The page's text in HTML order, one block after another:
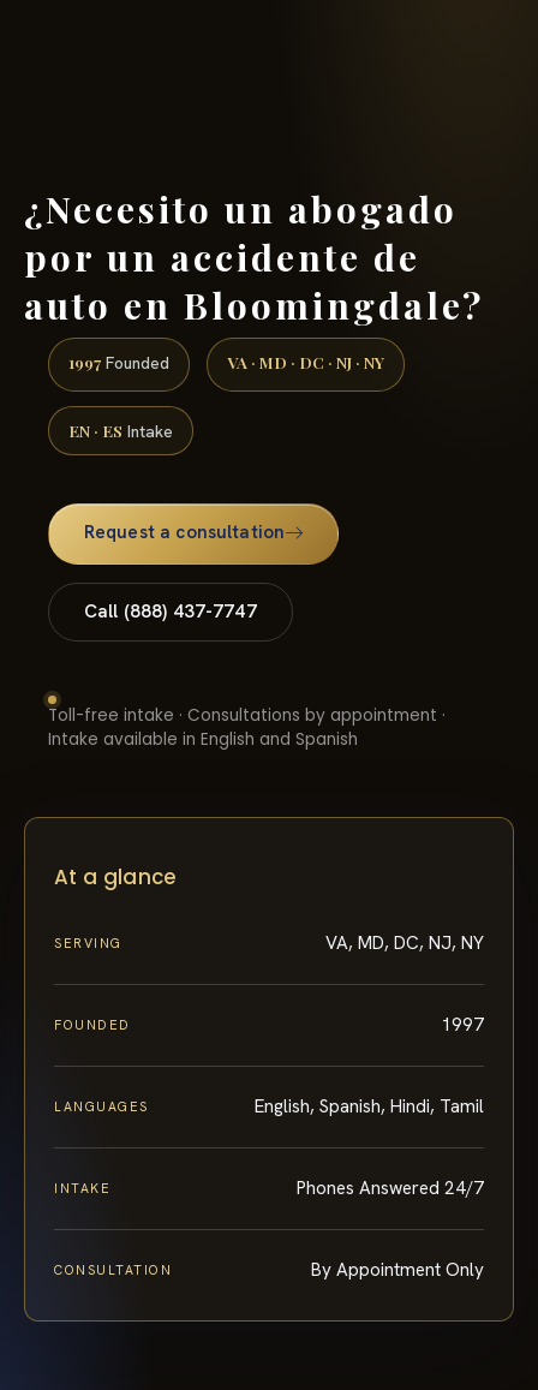
¿Necesito un abogado
por un accidente de
auto en Bloomingdale?
1997 Founded VA · MD · DC · NJ · NY
EN · ES Intake
Request a consultation
Call (888) 437-7747
Toll-free intake · Consultations by appointment ·
Intake available in English and Spanish
At a glance
SERVING VA, MD, DC, NJ, NY
FOUNDED 1997
LANGUAGES English, Spanish, Hindi, Tamil
INTAKE Phones Answered 24/7
CONSULTATION By Appointment Only